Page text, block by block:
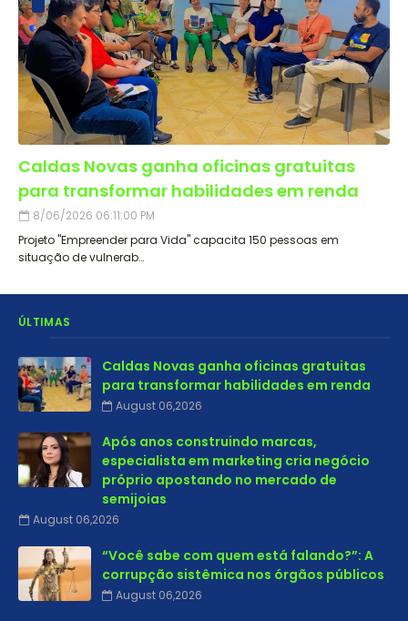
Caldas Novas ganha oficinas gratuitas
para transformar habilidades em renda
8/06/2026 06:11:00 PM
Projeto "Empreender para Vida" capacita 150 pessoas em
situação de vulnerab…
ÚLTIMAS
Caldas Novas ganha oficinas gratuitas
para transformar habilidades em renda
August 06,2026
Após anos construindo marcas,
especialista em marketing cria negócio
próprio apostando no mercado de
semijoias
August 06,2026
“Você sabe com quem está falando?”: A
corrupção sistêmica nos órgãos públicos
August 06,2026